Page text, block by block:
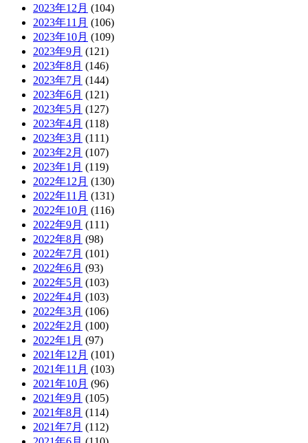
2023年12月 (104)
2023年11月 (106)
2023年10月 (109)
2023年9月 (121)
2023年8月 (146)
2023年7月 (144)
2023年6月 (121)
2023年5月 (127)
2023年4月 (118)
2023年3月 (111)
2023年2月 (107)
2023年1月 (119)
2022年12月 (130)
2022年11月 (131)
2022年10月 (116)
2022年9月 (111)
2022年8月 (98)
2022年7月 (101)
2022年6月 (93)
2022年5月 (103)
2022年4月 (103)
2022年3月 (106)
2022年2月 (100)
2022年1月 (97)
2021年12月 (101)
2021年11月 (103)
2021年10月 (96)
2021年9月 (105)
2021年8月 (114)
2021年7月 (112)